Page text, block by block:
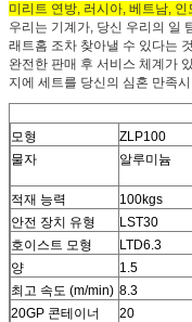
미리트 연방, 러시아, 베트남, 인
우리는 기계가, 당신 우리의 일
래트홈 조차 찾아낼 수 있다는
완전한 판매 후 서비스 체계가
지에 세트를 당신의 심혼 만족
모형
ZLP100
물자
알루미늄
적재 능력 100kgs
안전 장치 유형
LST30
호이스트 모형
LTD6.3
양
1.5
최고 속도 (m/min) 8.3
20GP 콘테이너
20